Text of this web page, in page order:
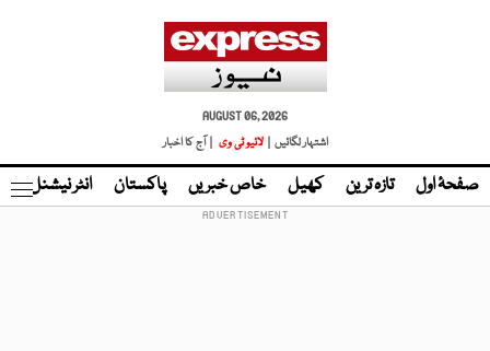
AUGUST 06, 2026
اشتہار لگائیں |
لائیو ٹی وی | آج کا اخبار
صفحۂ اول تازہ ترین کھیل خاص خبریں پاکستان انٹر نیشنل